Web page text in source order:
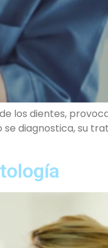
los dientes,
se diagnostica, su